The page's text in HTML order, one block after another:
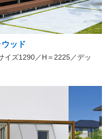
ッド
イズ1290／H＝2225／デッ